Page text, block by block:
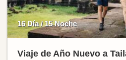
16 Día / 15 Noche
Viaje de Año Nuevo a